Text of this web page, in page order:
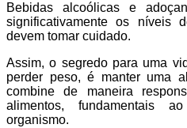
Bebidas alcoólicas e
significativamente os níveis
devem tomar cuidado.
Assim, o segredo para uma
perder peso, é manter uma
combine de maneira
alimentos, fundamentais
organismo.